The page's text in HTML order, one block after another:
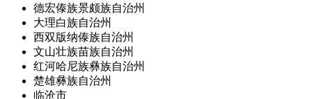
德宏傣族景颇族自治州
大理白族自治州
西双版纳傣族自治州
文山壮族苗族自治州
红河哈尼族彝族自治州
楚雄彝族自治州
临沧市